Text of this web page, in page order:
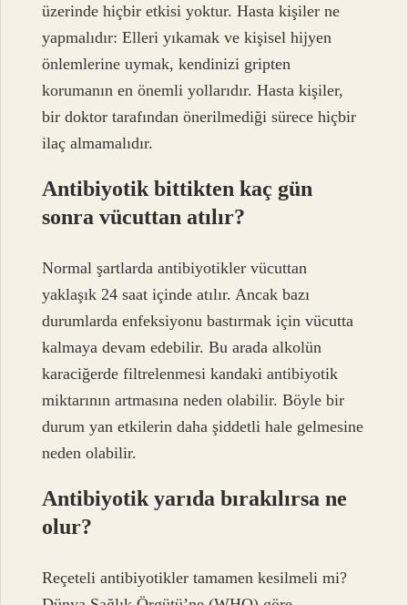
üzerinde hiçbir etkisi yoktur. Hasta kişiler ne
yapmalıdır: Elleri yıkamak ve kişisel hijyen
önlemlerine uymak, kendinizi gripten
korumanın en önemli yollarıdır. Hasta kişiler,
bir doktor tarafından önerilmediği sürece hiçbir
ilaç almamalıdır.
Antibiyotik bittikten kaç gün
sonra vücuttan atılır?
Normal şartlarda antibiyotikler vücuttan
yaklaşık 24 saat içinde atılır. Ancak bazı
durumlarda enfeksiyonu bastırmak için vücutta
kalmaya devam edebilir. Bu arada alkolün
karaciğerde filtrelenmesi kandaki antibiyotik
miktarının artmasına neden olabilir. Böyle bir
durum yan etkilerin daha şiddetli hale gelmesine
neden olabilir.
Antibiyotik yarıda bırakılırsa ne
olur?
Reçeteli antibiyotikler tamamen kesilmeli mi?